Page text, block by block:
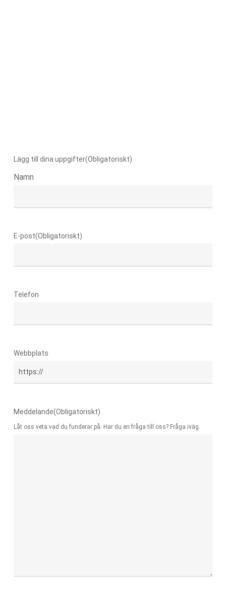
Lägg till dina uppgifter(Obligatoriskt)
Namn
E-post(Obligatoriskt)
Telefon
Webbplats
Meddelande(Obligatoriskt)
Låt oss veta vad du funderar på. Har du en fråga till oss? Fråga iväg.